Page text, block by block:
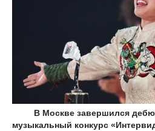
В Москве завершился
музыкальный конкурс